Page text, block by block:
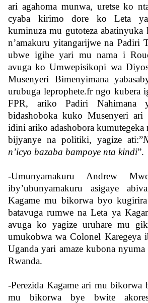
ari agahoma munwa, uretse ko
cyaba kirimo dore ko Leta ya
kuminuza mu gutoteza abatinyuka
n’amakuru yitangarijwe na Padiri
ubwe igihe yari mu nama i
avuga ko Umwepisikopi wa
Musenyeri Bimenyimana
urubuga leprophete.fr ngo kubera
FPR, ariko Padiri Nahimana
bidashoboka kuko Musenyeri
idini ariko adashobora kumutegeka
bijyanye na politiki, yagize ati:”
n’icyo bazaba bampoye nta kindi”.
-Umunyamakuru Andrew
iby’ubunyamakuru asigaye
Kagame mu bikorwa byo
batavuga rumwe na Leta ya
avuga ko yagize uruhare mu
umukobwa wa Colonel Karegeya
Uganda yari amaze kubona
Rwanda.
-Perezida Kagame ari mu bikorwa
mu bikorwa bye bwite